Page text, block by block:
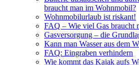
braucht man im Wohnmobil?
Wohnmobilurlaub ist riskant!
FAQ – Wie viel Gas braucht
Gasversorgung – die
Kann man Wasser aus dem
FAQ: Eingraben verhindern
Wie kommt das Kajak aufs